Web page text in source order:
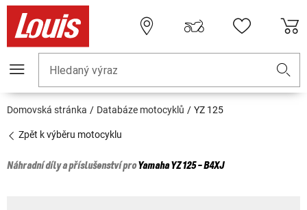
Hledaný výraz
Domovská stránka Databáze motocyklů YZ 125
Zpět k výběru motocyklu
Náhradní díly a příslušenství proYamahaYZ 125 - B4XJ